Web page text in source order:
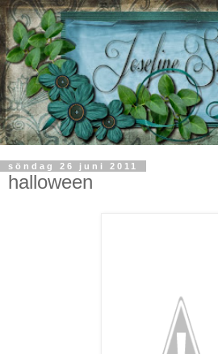
söndag 26 juni 2011
halloween